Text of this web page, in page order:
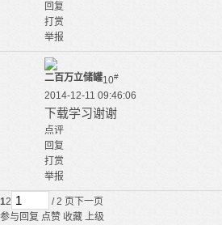
回复
打赏
举报
二百万立储罐10#
2014-12-11 09:46:06
下载学习谢谢
点评
回复
打赏
举报
12 / 2 页 下一页
参与回复 点赞 收藏 上级